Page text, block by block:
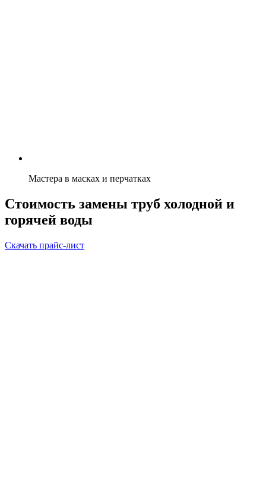
Мастера в масках и перчатках
Стоимость замены труб холодной и
горячей воды
Скачать прайс-лист